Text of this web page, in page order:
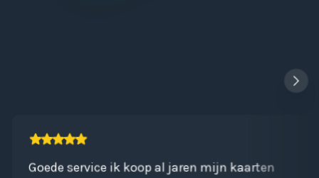
Goede service ik koop al jaren mijn kaarten